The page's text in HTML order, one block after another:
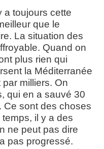
a toujours cette
que le
La situation des
Quand on
plus rien qui
la Méditerranée
milliers. On
qui en a sauvé 30
Ce sont des choses
il y a des
ne peut pas dire
pas progressé.